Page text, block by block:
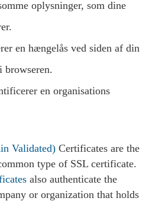
oplysninger, som dine
en hængelås ved siden af din
browseren.
en organisations
Validated) Certificates are the
type of SSL certificate.
also authenticate the
or organization that holds